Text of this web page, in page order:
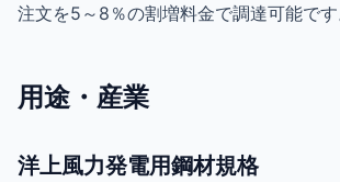
注文を5～8％の割増料金で調達可能です
用途・産業
洋上風力発電用鋼材規格